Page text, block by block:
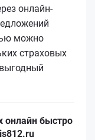
онлайн-
можно
страховых
онлайн быстро